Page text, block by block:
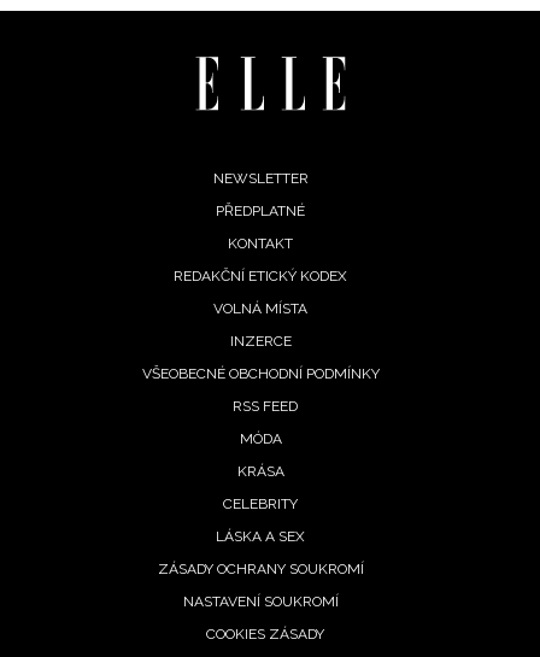
NEWSLETTER
NEWSLETTER
PŘEDPLATNÉ
KONTAKT
REDAKČNÍ ETICKÝ KODEX
VOLNÁ MÍSTA
INZERCE
VŠEOBECNÉ OBCHODNÍ PODMÍNKY
RSS FEED
MÓDA
KRÁSA
CELEBRITY
LÁSKA A SEX
ZÁSADY OCHRANY SOUKROMÍ
NASTAVENÍ SOUKROMÍ
COOKIES ZÁSADY